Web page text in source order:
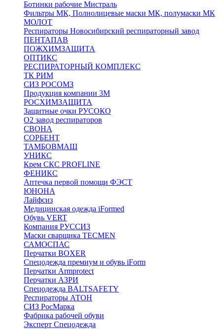
Ботинки рабочие Мистраль
Фильтры МК, Полнолицевые маски МК, полумаски МК
МОЛОТ
Респираторы Новосибирский респираторный завод
ПЕНТАПАВ
ПОЖХИМЗАЩИТА
ОПТИКС
РЕСПИРАТОРНЫЙ КОМПЛЕКС
ТК РИМ
СИЗ РОСОМЗ
Продукция компании 3M
РОСХИМЗАЩИТА
Защитные очки РУСОКО
О2 завод респираторов
СВОНА
СОРБЕНТ
ТАМБОВМАШ
УНИКС
Крем СКС PROFLINE
ФЕНИКС
Аптечка первой помощи ФЭСТ
ЮНОНА
Лайфсиз
Медицинская одежда iFormed
Обувь VERT
Компания РУССИЗ
Маски сварщика TECMEN
САМОСПАС
Перчатки BOXER
Спецодежда премиум и обувь iForm
Перчатки Armprotect
Перчатки АЗРИ
Спецодежда BALTSAFETY
Респираторы АТОН
СИЗ РосМарка
Фабрика рабочей обуви
Эксперт Спецодежда